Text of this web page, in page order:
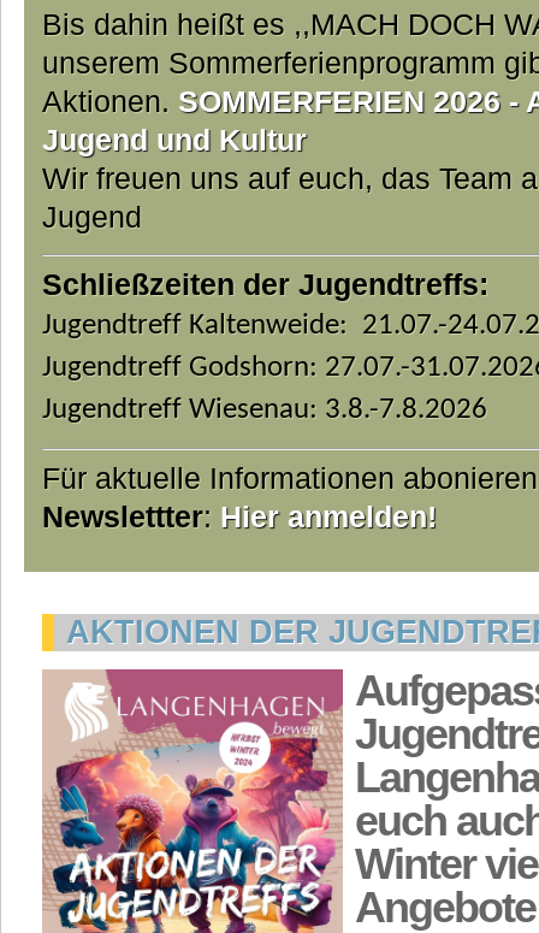
Bis dahin heißt es ,,MACH DOCH
unserem Sommerferienprogramm
Aktionen. SOMMERFERIEN 2026
Jugend und Kultur
Wir freuen uns auf euch, das Team
Jugend
Schließzeiten der Jugendtreffs:
Jugendtreff Kaltenweide: 21.07.-
Jugendtreff Godshorn: 27.07.-
Jugendtreff Wiesenau: 3.8.-7.8.2026
Für aktuelle Informationen
Newslettter: Hier anmelden!
AKTIONEN DER
euch
Winter